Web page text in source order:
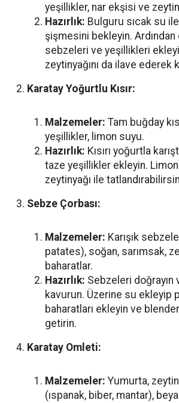
yeşillikler, nar ekşisi ve
Hazırlık: Bulguru sıcak su ile
şişmesini bekleyin. Ardından
sebzeleri ve yeşillikleri
zeytinyağını da ilave ederek
Karatay Yoğurtlu Kısır:
Malzemeler: Tam buğday
yeşillikler, limon suyu.
Hazırlık: Kısırı yoğurtla
taze yeşillikler ekleyin.
zeytinyağı ile
Sebze Çorbası:
Malzemeler: Karışık
patates), soğan, sarımsak,
baharatlar.
Hazırlık: Sebzeleri doğrayın
kavurun. Üzerine su ekleyip
baharatları ekleyin ve
getirin.
Karatay Omleti:
Malzemeler: Yumurta,
(ıspanak, biber, mantar),